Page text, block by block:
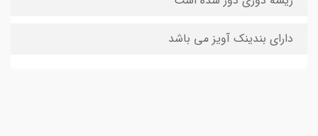
دارای بندینک آویز می باشد